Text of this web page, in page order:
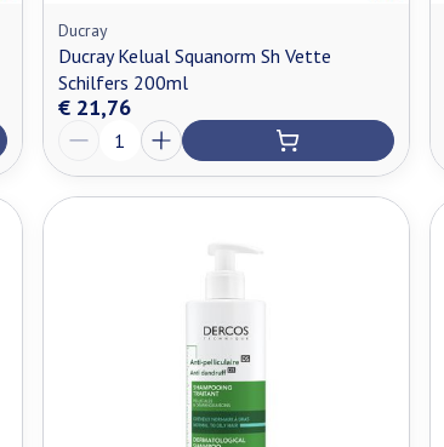
Ducray
Ducray Kelual Squanorm Sh Vette
Schilfers 200ml
€ 21,76
Aantal